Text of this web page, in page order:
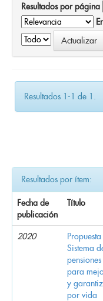
Resultados por página
Resultados 1-1 de 1.
Resultados por ítem:
Fecha de
publicación
Título
2020
Sistema
para
y
por vida